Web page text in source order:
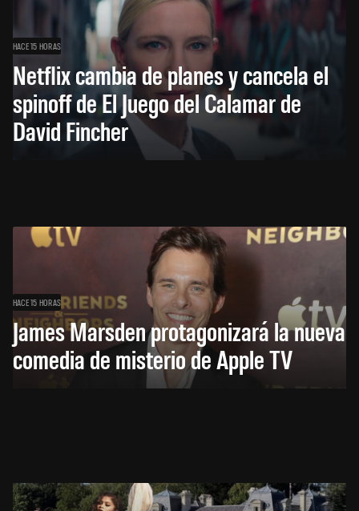
HACE 15 HORAS
Netflix cambia de planes y cancela el
spinoff de El Juego del Calamar de
David Fincher
HACE 15 HORAS
James Marsden protagonizará la nueva
comedia de misterio de Apple TV